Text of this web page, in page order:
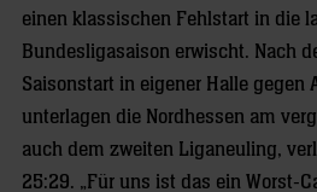
einen klassischen Fehlstart in die
Bundesligasaison erwischt. Nach
Saisonstart in eigener Halle gegen
unterlagen die Nordhessen am
auch dem zweiten Liganeuling,
25:29. „Für uns ist das ein Worst-